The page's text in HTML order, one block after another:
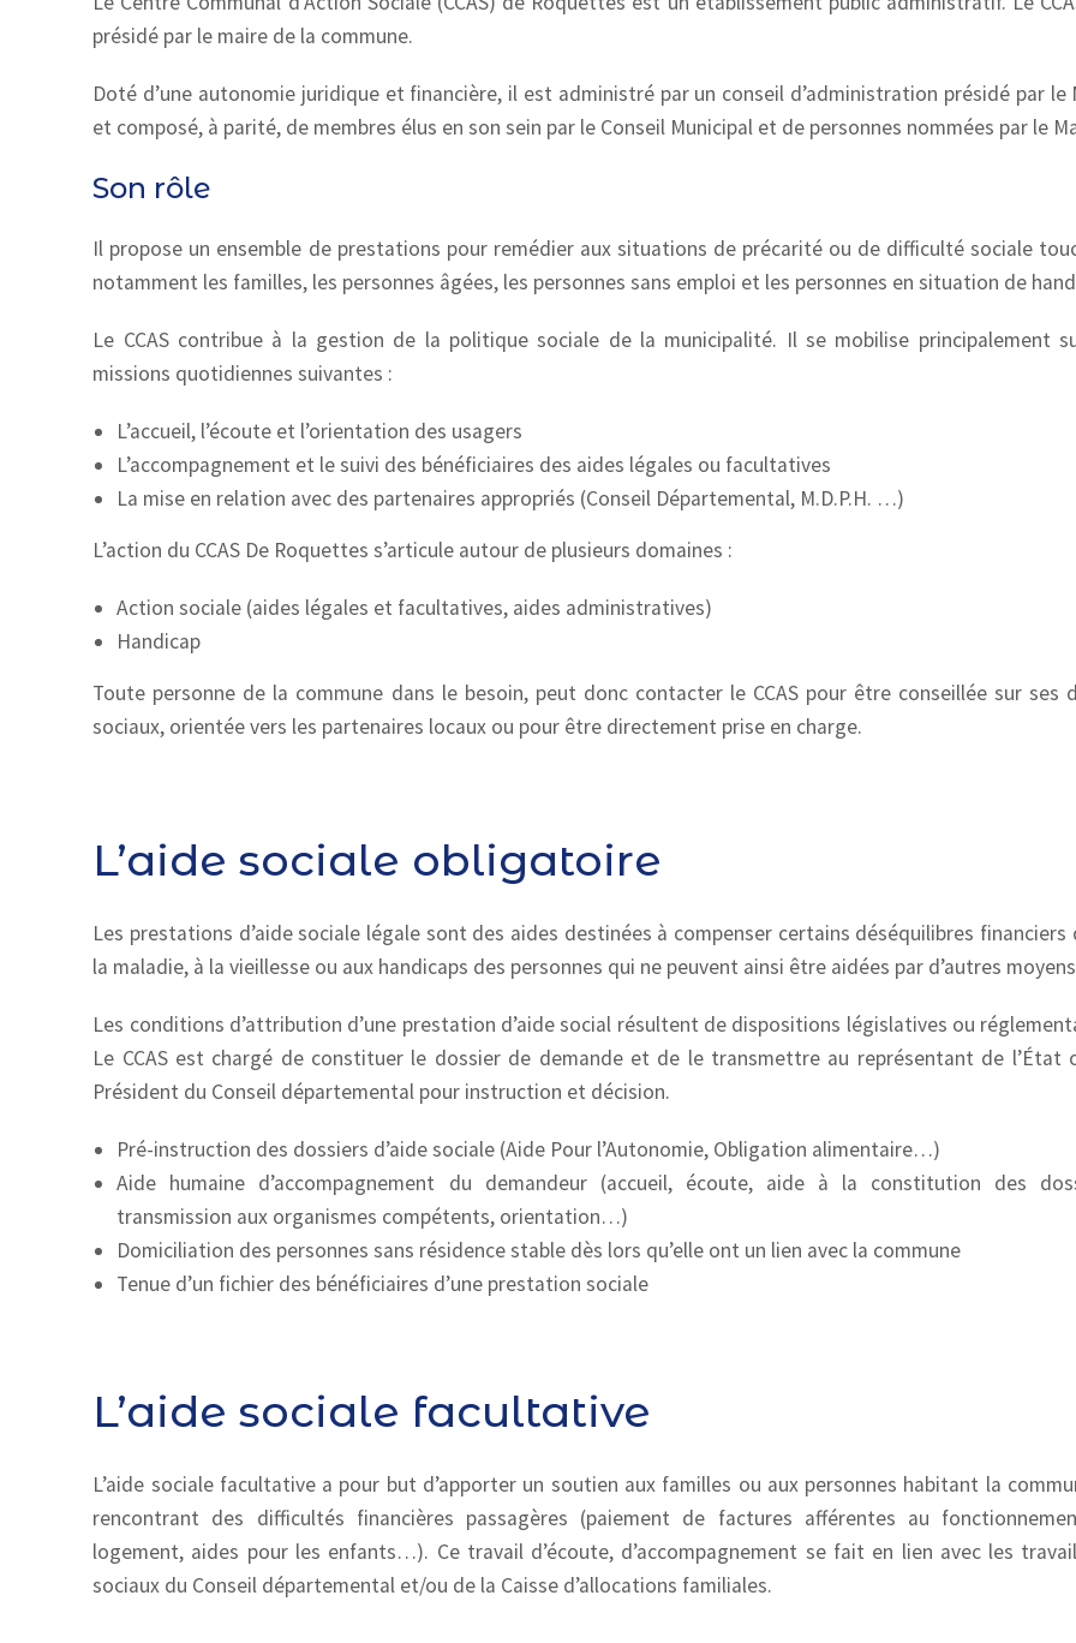
présidé par le maire de la commune.
Doté d’une autonomie juridique et financière, il est administré par un conseil d’administration présidé par le
et composé, à parité, de membres élus en son sein par le Conseil Municipal et de personnes nommées par le
Son rôle
Il propose un ensemble de prestations pour remédier aux situations de précarité ou de difficulté sociale
notamment les familles, les personnes âgées, les personnes sans emploi et les personnes en situation de
Le CCAS contribue à la gestion de la politique sociale de la municipalité. Il se mobilise principalement
missions quotidiennes suivantes :
L’accueil, l’écoute et l’orientation des usagers
L’accompagnement et le suivi des bénéficiaires des aides légales ou facultatives
La mise en relation avec des partenaires appropriés (Conseil Départemental, M.D.P.H. …)
L’action du CCAS De Roquettes s’articule autour de plusieurs domaines :
Action sociale (aides légales et facultatives, aides administratives)
Handicap
Toute personne de la commune dans le besoin, peut donc contacter le CCAS pour être conseillée sur ses
sociaux, orientée vers les partenaires locaux ou pour être directement prise en charge.
L’aide sociale obligatoire
Les prestations d’aide sociale légale sont des aides destinées à compenser certains déséquilibres financiers
la maladie, à la vieillesse ou aux handicaps des personnes qui ne peuvent ainsi être aidées par d’autres
Les conditions d’attribution d’une prestation d’aide social résultent de dispositions législatives ou
Le CCAS est chargé de constituer le dossier de demande et de le transmettre au représentant de l’État
Président du Conseil départemental pour instruction et décision.
Pré-instruction des dossiers d’aide sociale (Aide Pour l’Autonomie, Obligation alimentaire…)
Aide humaine d’accompagnement du demandeur (accueil, écoute, aide à la constitution des
transmission aux organismes compétents, orientation…)
Domiciliation des personnes sans résidence stable dès lors qu’elle ont un lien avec la commune
Tenue d’un fichier des bénéficiaires d’une prestation sociale
L’aide sociale facultative
L’aide sociale facultative a pour but d’apporter un soutien aux familles ou aux personnes habitant la
rencontrant des difficultés financières passagères (paiement de factures afférentes au
logement, aides pour les enfants…). Ce travail d’écoute, d’accompagnement se fait en lien avec les
sociaux du Conseil départemental et/ou de la Caisse d’allocations familiales.